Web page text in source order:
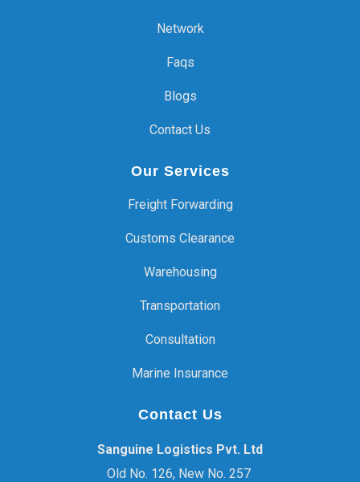
Network
Faqs
Blogs
Contact Us
Our Services
Freight Forwarding
Customs Clearance
Warehousing
Transportation
Consultation
Marine Insurance
Contact Us
Sanguine Logistics Pvt. Ltd
Old No. 126, New No. 257